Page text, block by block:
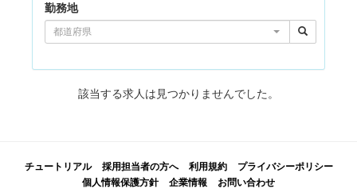
勤務地
都道府県
該当する求人は見つかりませんでした。
チュートリアル 採用担当者の方へ 利用規約
プライバシーポリシー
個人情報保護方針
企業情報 お問い合わせ